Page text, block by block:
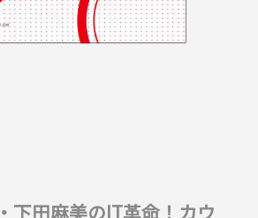
下田麻美のIT革命！カウ